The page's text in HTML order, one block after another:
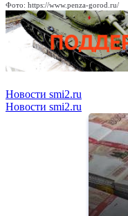
Фото: https://www.penza-gorod.ru/
Новости smi2.ru
Новости smi2.ru